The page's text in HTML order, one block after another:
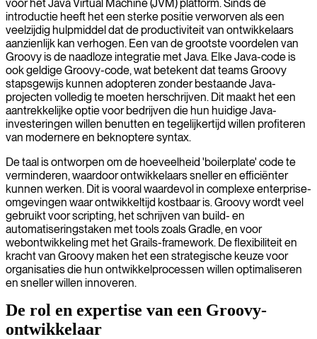
bedrijfsapplicaties en automatiseringsoplossingen.
voor het Java Virtual Machine (JVM) platform. Sinds de
introductie heeft het een sterke positie verworven als een
veelzijdig hulpmiddel dat de productiviteit van ontwikkelaars
aanzienlijk kan verhogen. Een van de grootste voordelen van
Groovy is de naadloze integratie met Java. Elke Java-code is
ook geldige Groovy-code, wat betekent dat teams Groovy
stapsgewijs kunnen adopteren zonder bestaande Java-
projecten volledig te moeten herschrijven. Dit maakt het een
aantrekkelijke optie voor bedrijven die hun huidige Java-
investeringen willen benutten en tegelijkertijd willen profiteren
van modernere en beknoptere syntax.
De taal is ontworpen om de hoeveelheid 'boilerplate' code te
verminderen, waardoor ontwikkelaars sneller en efficiënter
kunnen werken. Dit is vooral waardevol in complexe enterprise-
omgevingen waar ontwikkeltijd kostbaar is. Groovy wordt veel
gebruikt voor scripting, het schrijven van build- en
automatiseringstaken met tools zoals Gradle, en voor
webontwikkeling met het Grails-framework. De flexibiliteit en
kracht van Groovy maken het een strategische keuze voor
organisaties die hun ontwikkelprocessen willen optimaliseren
en sneller willen innoveren.
De rol en expertise van een Groovy-
ontwikkelaar